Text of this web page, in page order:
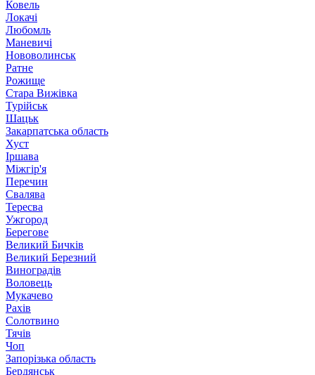
Ковель
Локачі
Любомль
Маневичі
Нововолинськ
Ратне
Рожище
Стара Вижівка
Турійськ
Шацьк
Закарпатська область
Хуст
Іршава
Міжгір'я
Перечин
Свалява
Тересва
Ужгород
Берегове
Великий Бичків
Великий Березний
Виноградів
Воловець
Мукачево
Рахів
Солотвино
Тячів
Чоп
Запорізька область
Бердянськ